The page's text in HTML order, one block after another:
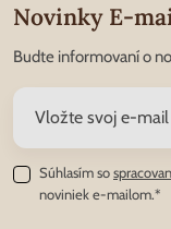
Novinky E-
Budte informovaní o
Súhlasím so
noviniek e-mailom.*